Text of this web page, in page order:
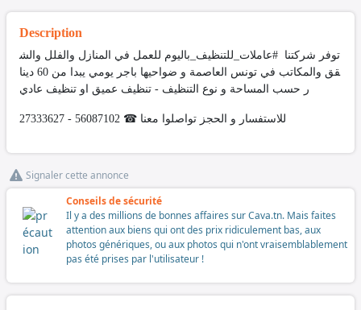
Description
توفر شركتنا #عاملات_للتنظيف_باليوم للعمل في المنازل والفلل والش
قق والمكاتب في تونس العاصمة و ضواحيها باجر يومي يبدا من 60 دينا
ر حسب المساحة و نوع التنظيف - تنظيف عميق او تنظيف عادي
Signaler cette annonce
Conseils de sécurité
Il y a des millions de bonnes affaires sur Cava.tn. Mais faites
attention aux biens qui ont des prix ridiculement bas, aux
photos génériques, ou aux photos qui n'ont vraisemblablement
pas été prises par l'utilisateur !